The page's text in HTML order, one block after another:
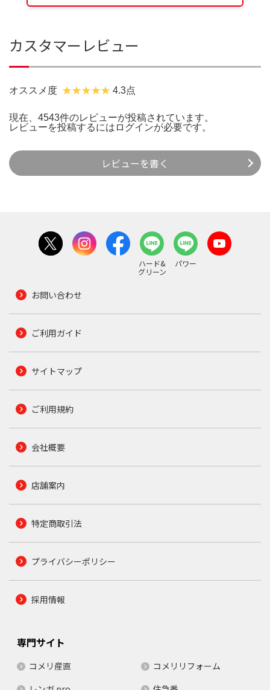
カスタマーレビュー
オススメ度 4.3点
現在、4543件のレビューが投稿されています。
レビューを投稿するには ログインが必要です。
レビューを書く
ハード&
グリーン
パワー
お問い合わせ
ご利用ガイド
サイトマップ
ご利用規約
会社概要
店舗案内
特定商取引法
プライバシーポリシー
採用情報
専門サイト
コメリ産直
コメリリフォーム